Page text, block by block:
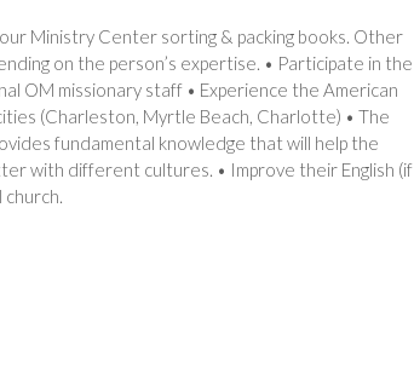
Ministry Center sorting & packing books. Other
on the person’s expertise. • Participate in the
OM missionary staff • Experience the American
(Charleston, Myrtle Beach, Charlotte) • The
fundamental knowledge that will help the
with different cultures. • Improve their English (if